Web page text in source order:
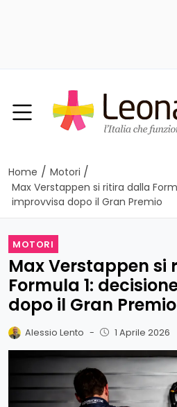
Home / Motori /
Max Verstappen si ritira dalla
improvvisa dopo il Gran Premio
MOTORI
Max Verstappen si
Formula 1:
dopo il Gran Premio
Alessio Lento - 1 Aprile 2026